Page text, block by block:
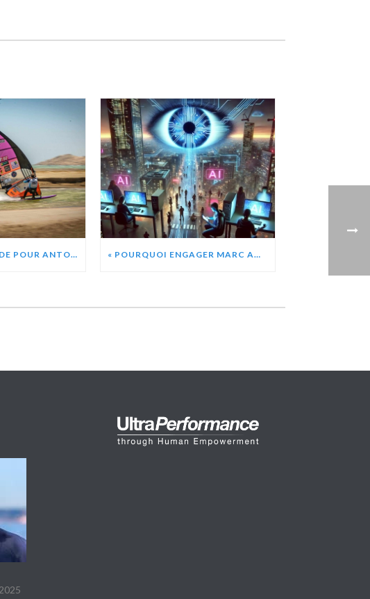
RECORD DU MONDE POUR ANTOINE ALBEAU – 53,49 NOEUDS (99,06 KM/H) « POURQUOI ENGAGER MARC AMERIGO COMME CONFÉRENCIER ? » CHATGPT